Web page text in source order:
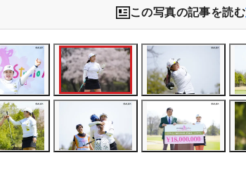
この写真の記事を読む